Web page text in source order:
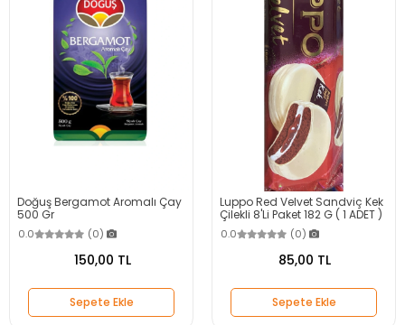
Doğuş Bergamot Aromalı Çay
500 Gr
0.0 (0)
150,00 TL
Sepete Ekle
Luppo Red Velvet Sandviç Kek
Çilekli 8'Li Paket 182 G ( 1 ADET )
0.0 (0)
85,00 TL
Sepete Ekle